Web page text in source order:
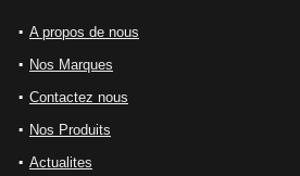
A propos de nous
Nos Marques
Contactez nous
Nos Produits
Actualites